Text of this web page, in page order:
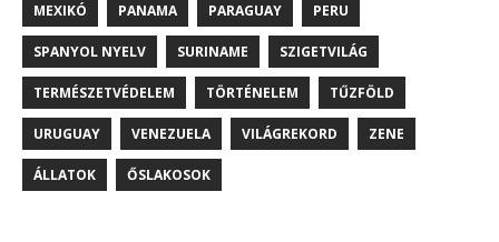
MEXIKÓ PANAMA PARAGUAY PERU
SPANYOL NYELV SURINAME SZIGETVILÁG
TERMÉSZETVÉDELEM TÖRTÉNELEM TŰZFÖLD
URUGUAY VENEZUELA VILÁGREKORD ZENE
ÁLLATOK ŐSLAKOSOK